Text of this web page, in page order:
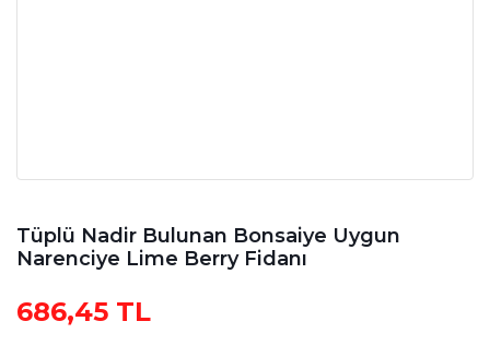
Tüplü Nadir Bulunan Bonsaiye Uygun
Narenciye Lime Berry Fidanı
686,45 TL